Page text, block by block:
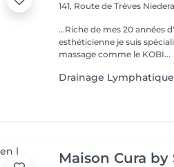
141, Route de Trèves
...Riche de mes 20 années
esthéticienne je suis
massage comme le KOBI...
Drainage Lymphatique
Maison Cura by